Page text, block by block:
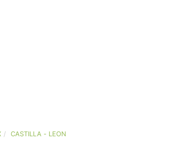
CASTILLA - LEON